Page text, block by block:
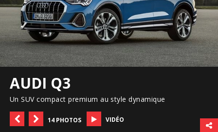
AUDI Q3
Un SUV compact premium au style dynamique
14 PHOTOS VIDÉO